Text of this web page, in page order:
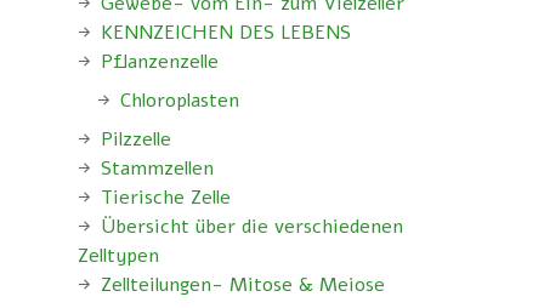
KENNZEICHEN DES LEBENS
Pflanzenzelle
Chloroplasten
Pilzzelle
Stammzellen
Tierische Zelle
Übersicht über die verschiedenen
Zelltypen
Zellteilungen- Mitose & Meiose